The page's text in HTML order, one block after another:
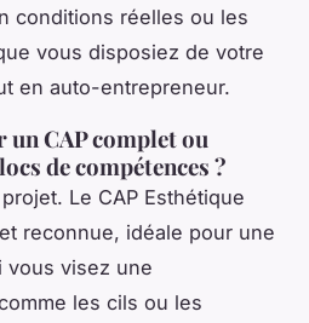
conditions réelles ou les
vous disposiez de votre
en auto-entrepreneur.
CAP complet ou
de compétences ?
Le CAP Esthétique
reconnue, idéale pour une
vous visez une
les cils ou les